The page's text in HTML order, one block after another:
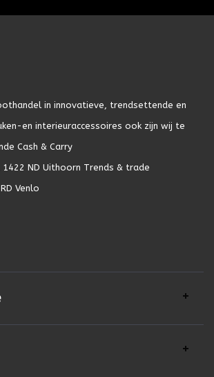
in innovatieve, trendsettende en
en interieuraccessoires ook zijn wij te
Cash & Carry
1422 ND Uithoorn Trends & trade
Venlo